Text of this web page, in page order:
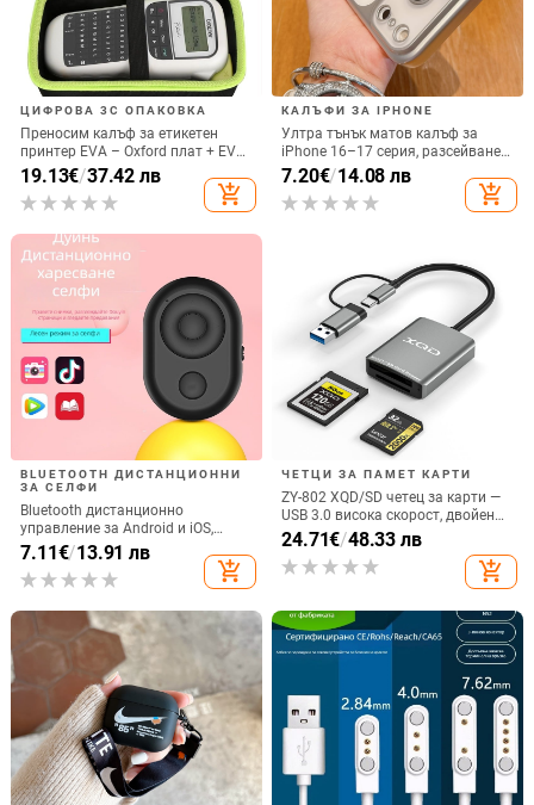
ЦИФРОВА 3C ОПАКОВКА
Преносим калъф за етикетен
принтер EVA – Oxford плат + EVA,
горещо пресовано EVA и шиене,
товароподемност 10 кг
19.13€/37.42 лв
add_shopping_cart
КАЛЪФИ ЗА IPHONE
Ултра тънък матов калъф за
iPhone 16–17 серия, разсейване
на топлината, пълно покритие,
удароустойчив и устойчив на
отпечатъци
7.20€/14.08 лв
add_shopping_cart
BLUETOOTH ДИСТАНЦИОННИ
ЗА СЕЛФИ
Bluetooth дистанционно
управление за Android и iOS,
универсално за снимки и
видеозаписи, модел 6-key tremolo,
Vernon, ABS материал, тегло 15 g
7.11€/13.91 лв
add_shopping_cart
ЧЕТЦИ ЗА ПАМЕТ КАРТИ
ZY-802 XQD/SD четец за карти —
USB 3.0 висока скорост, двойен
интерфейс Type-C и USB,
алуминиев сплав + ABS
24.71€/48.33 лв
add_shopping_cart